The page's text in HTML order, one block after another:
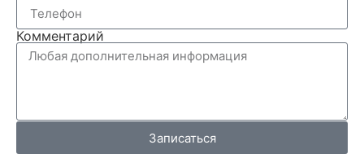
Комментарий
Записаться